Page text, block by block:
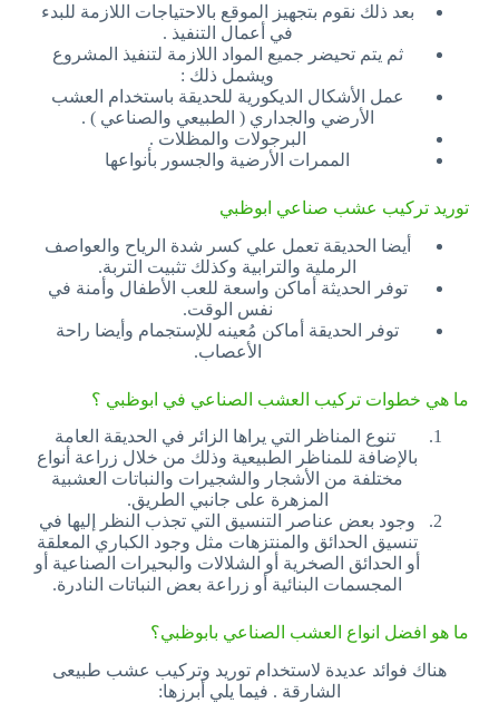
بعد ذلك نقوم بتجهيز الموقع بالاحتياجات اللازمة للبدء
في أعمال التنفيذ .
ثم يتم تحيضر جميع المواد اللازمة لتنفيذ المشروع
ويشمل ذلك :
عمل الأشكال الديكورية للحديقة باستخدام العشب
الأرضي والجداري ( الطبيعي والصناعي ) .
البرجولات والمظلات .
الممرات الأرضية والجسور بأنواعها
توريد تركيب عشب صناعي ابوظبي
أيضا الحديقة تعمل علي كسر شدة الرياح والعواصف
الرملية والترابية وكذلك تثبيت التربة.
توفر الحديثة أماكن واسعة للعب الأطفال وأمنة في
نفس الوقت.
توفر الحديقة أماكن مُعينه للإستجمام وأيضا راحة
الأعصاب.
ما هي خطوات تركيب العشب الصناعي في ابوظبي ؟
تنوع المناظر التي يراها الزائر في الحديقة العامة
بالإضافة للمناظر الطبيعية وذلك من خلال زراعة أنواع
مختلفة من الأشجار والشجيرات والنباتات العشبية
المزهرة على جانبي الطريق.
وجود بعض عناصر التنسيق التي تجذب النظر إليها في
تنسيق الحدائق والمنتزهات مثل وجود الكباري المعلقة
أو الحدائق الصخرية أو الشلالات والبحيرات الصناعية أو
المجسمات البنائية أو زراعة بعض النباتات النادرة.
ما هو افضل انواع العشب الصناعي بابوظبي؟
هناك فوائد عديدة لاستخدام توريد وتركيب عشب طبيعى
الشارقة . فيما يلي أبرزها: